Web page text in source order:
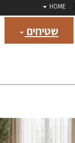
HOME
שטיחים